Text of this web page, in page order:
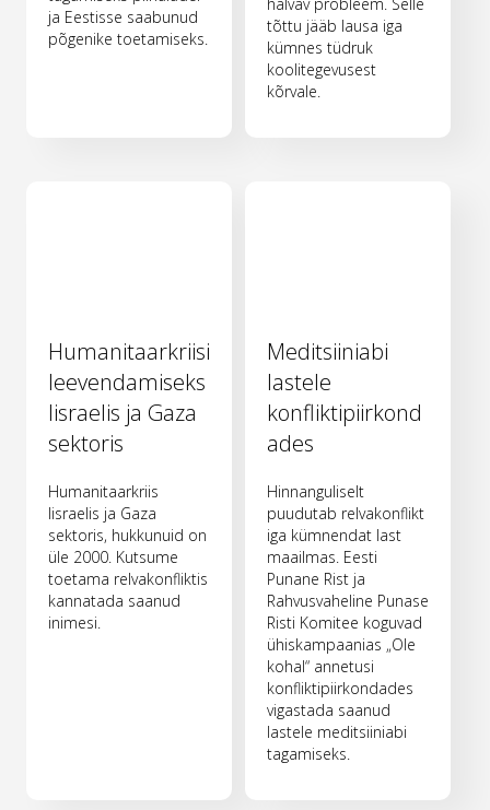
ja Eestisse saabunud
põgenike toetamiseks.
tõttu jääb lausa iga
kümnes tüdruk
koolitegevusest
kõrvale.
Humanitaarkriisi
leevendamiseks
Iisraelis ja Gaza
sektoris
Humanitaarkriis
Iisraelis ja Gaza
sektoris, hukkunuid on
üle 2000. Kutsume
toetama relvakonfliktis
kannatada saanud
inimesi.
Meditsiiniabi
lastele
konfliktipiirkond
ades
Hinnanguliselt
puudutab relvakonflikt
iga kümnendat last
maailmas. Eesti
Punane Rist ja
Rahvusvaheline Punase
Risti Komitee koguvad
ühiskampaanias „Ole
kohal“ annetusi
konfliktipiirkondades
vigastada saanud
lastele meditsiiniabi
tagamiseks.